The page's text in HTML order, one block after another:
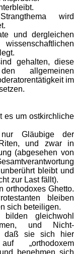
wird
und dergleichen
gehalten, diese
allgemeinen
im
es um ostkirchliche
Gläubige der
und zwar in
(abgesehen von
bleibt und
zur Last fällt).
orthodoxes Ghetto.
bleiben
sich beteiligen.
bilden gleichwohl
und Nicht-
daß sie sich hier
„orthodoxem